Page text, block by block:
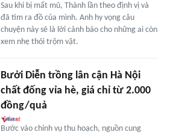
Sau khi bị mất mũ, Thành lần theo định vị và
đã tìm ra đồ của mình. Anh hy vọng câu
chuyện này sẽ là lời cảnh báo cho những ai còn
xem nhẹ thói trộm vặt.
Bưởi Diễn trồng lân cận Hà Nội
chất đống vỉa hè, giá chỉ từ 2.000
đồng/quả
Bước vào chính vụ thu hoạch, nguồn cung